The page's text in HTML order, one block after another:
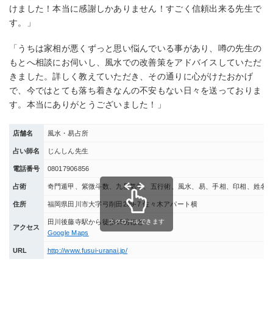
けました！本当に感謝しかありません！すごく信頼出来る先生で
す。」
「うちは家相が悪くずっと思い悩んでいる事があり、噂の先生の
もとへ相談にお伺いし、風水での改善策をアドバイスしていただ
きました。詳しく教えていただき、その通りに心がけたおかげ
で、今ではとても落ち着きなんの不安もない日々を送っておりま
す。本当にありがとうございました！」
店舗名 風水・易占所
占い師名 じんしん先生
電話番号 08017906856
占術 奇門遁甲、紫微斗数、九星気学、五行術、風水、易、手相、印相、姓名
住所 福岡県田川市大字弓削田209-7 佐々木アパート横
アクセス
田川後藤寺駅から徒歩15分ほど
Google Maps
URL http://www.fusui-uranai.jp/
スクロールできます